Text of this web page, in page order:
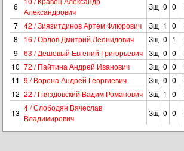
6
Александрович
Зщ 0 0
7
42 / Зиязитдинов Артем Флюрович Зщ 1 0
8
16 / Орлов Дмитрий Леонидович Зщ 0 1
9
63 / Дешевый Евгений Григорьевич Зщ 0 0
10 72 / Пайтина Андрей Иванович Зщ 0 0
11 9 / Ворона Андрей Георгиевич Зщ 0 0
12 22 / Гняздовский Вадим Романович Зщ 1 0
13
4 / Слободян Вячеслав
Владимирович
Зщ 0 0